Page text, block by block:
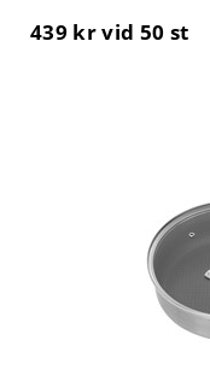
439 krvid 50 st